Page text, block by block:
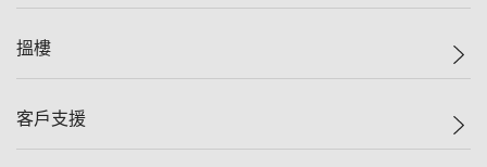
美聯集團
人才招募
搵樓
一手新盤
客戶支援